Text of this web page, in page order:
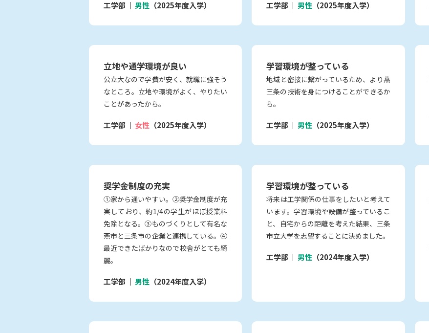
工学部 男性 （2025年度入学） 工学部 男性 （2025年度入学）
立地や通学環境が良い
公立大なので学費が安く、就職に強そう
なところ。立地や環境がよく、やりたい
ことがあったから。
工学部 女性 （2025年度入学）
学習環境が整っている
地域と密接に繋がっているため、より燕
三条の技術を身につけることができるか
ら。
工学部 男性 （2025年度入学）
奨学金制度の充実
①家から通いやすい。②奨学金制度が充
実しており、約1/4の学生がほぼ授業料
免除となる。③ものづくりとして有名な
燕市と三条市の企業と連携している。④
最近できたばかりなので校舎がとても綺
麗。
工学部 男性 （2024年度入学）
学習環境が整っている
将来は工学関係の仕事をしたいと考えて
います。学習環境や設備が整っているこ
と、自宅からの距離を考えた結果、三条
市立大学を志望することに決めました。
工学部 男性 （2024年度入学）